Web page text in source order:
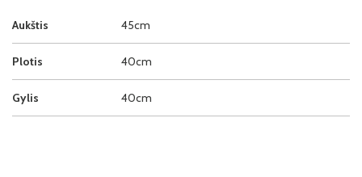
Aukštis 45cm
Plotis 40cm
Gylis 40cm